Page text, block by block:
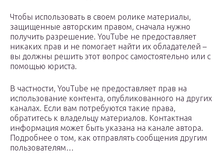
Чтобы использовать в своем ролике материалы,
защищенные авторским правом, сначала нужно
получить разрешение. YouTube не предоставляет
никаких прав и не помогает найти их обладателей –
вы должны решить этот вопрос самостоятельно или с
помощью юриста.
В частности, YouTube не предоставляет прав на
использование контента, опубликованного на других
каналах. Если вам потребуются такие права,
обратитесь к владельцу материалов. Контактная
информация может быть указана на канале автора.
Подробнее о том, как отправлять сообщения другим
пользователям…